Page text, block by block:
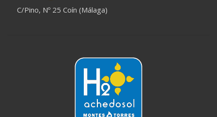
C/Pino, Nº 25 Coín (Málaga)